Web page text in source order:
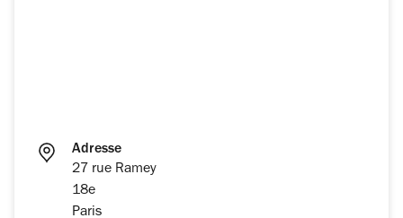
Adresse
27 rue Ramey
18e
Paris